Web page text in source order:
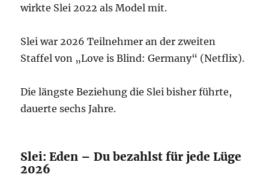
wirkte Slei 2022 als Model mit.
Slei war 2026 Teilnehmer an der zweiten
Staffel von „Love is Blind: Germany“ (Netflix).
Die längste Beziehung die Slei bisher führte,
dauerte sechs Jahre.
Slei: Eden – Du bezahlst für jede Lüge
2026